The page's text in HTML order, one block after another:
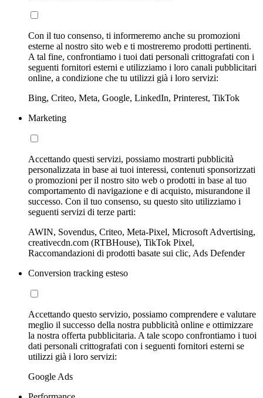
Con il tuo consenso, ti informeremo anche su promozioni
esterne al nostro sito web e ti mostreremo prodotti pertinenti.
A tal fine, confrontiamo i tuoi dati personali crittografati con i
seguenti fornitori esterni e utilizziamo i loro canali pubblicitari
online, a condizione che tu utilizzi già i loro servizi:
Bing, Criteo, Meta, Google, LinkedIn, Printerest, TikTok
Marketing
Accettando questi servizi, possiamo mostrarti pubblicità
personalizzata in base ai tuoi interessi, contenuti sponsorizzati
o promozioni per il nostro sito web o prodotti in base al tuo
comportamento di navigazione e di acquisto, misurandone il
successo. Con il tuo consenso, su questo sito utilizziamo i
seguenti servizi di terze parti:
AWIN, Sovendus, Criteo, Meta-Pixel, Microsoft Advertising,
creativecdn.com (RTBHouse), TikTok Pixel,
Raccomandazioni di prodotti basate sui clic, Ads Defender
Conversion tracking esteso
Accettando questo servizio, possiamo comprendere e valutare
meglio il successo della nostra pubblicità online e ottimizzare
la nostra offerta pubblicitaria. A tale scopo confrontiamo i tuoi
dati personali crittografati con i seguenti fornitori esterni se
utilizzi già i loro servizi:
Google Ads